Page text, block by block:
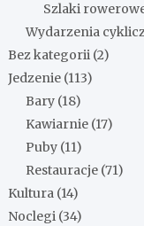
Szlaki
Wydarzenia
Bez kategorii (2)
Jedzenie (113)
Bary (18)
Kawiarnie (17)
Puby (11)
Restauracje (71)
Kultura (14)
Noclegi (34)